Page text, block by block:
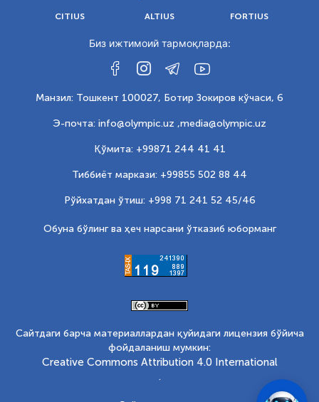
CITIUS ALTIUS FORTIUS
Биз ижтимоий тармоқларда:
Манзил: Тошкент 100027, Ботир Зокиров кўчаси, 6
Э-почта: info@olympic.uz ,media@olympic.uz
Қўмита: +99871 244 41 41
Тиббиёт маркази: +99855 502 88 44
Рўйхатдан ўтиш: +998 71 241 52 45/46
Обуна бўлинг ва ҳеч нарсани ўтказиб юборманг
Сайтдаги барча материаллардан қуйидаги лицензия бўйича
фойдаланиш мумкин:
Creative Commons Attribution 4.0 International
.